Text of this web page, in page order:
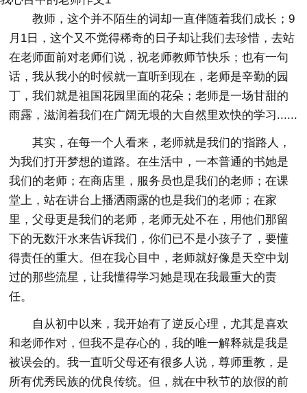
教师，这个并不陌生的词却一直伴随着我们成长；9
月1日，这个又不觉得稀奇的日子却让我们去珍惜，去站
在老师面前对老师们说，祝老师教师节快乐；也有一句
话，我从我小的时候就一直听到现在，老师是辛勤的园
丁，我们就是祖国花园里面的花朵；老师是一场甘甜的
雨露，滋润着我们在广阔无垠的大自然里欢快的学习......
其实，在每一个人看来，老师就是我们的'指路人，
为我们打开梦想的道路。在生活中，一本普通的书她是
我们的老师；在商店里，服务员也是我们的老师；在课
堂上，站在讲台上播洒雨露的也是我们的老师；在家
里，父母更是我们的老师，老师无处不在，用他们那留
下的无数汗水来告诉我们，你们已不是小孩子了，要懂
得责任的重大。但在我心目中，老师就好像是天空中划
过的那些流星，让我懂得学习她是现在我最重大的责
任。
自从初中以来，我开始有了逆反心理，尤其是喜欢
和老师作对，但我不是存心的，我的唯一解释就是我是
被误会的。我一直听父母还有很多人说，尊师重教，是
所有优秀民族的优良传统。但，就在中秋节的放假的前